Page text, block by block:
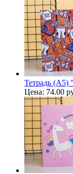
Тетрадь (A5)
Цена: 74.00